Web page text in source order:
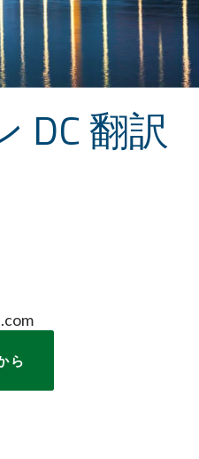
DC 翻訳
ら